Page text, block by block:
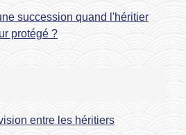
succession quand l'héritier
protégé ?
entre les héritiers